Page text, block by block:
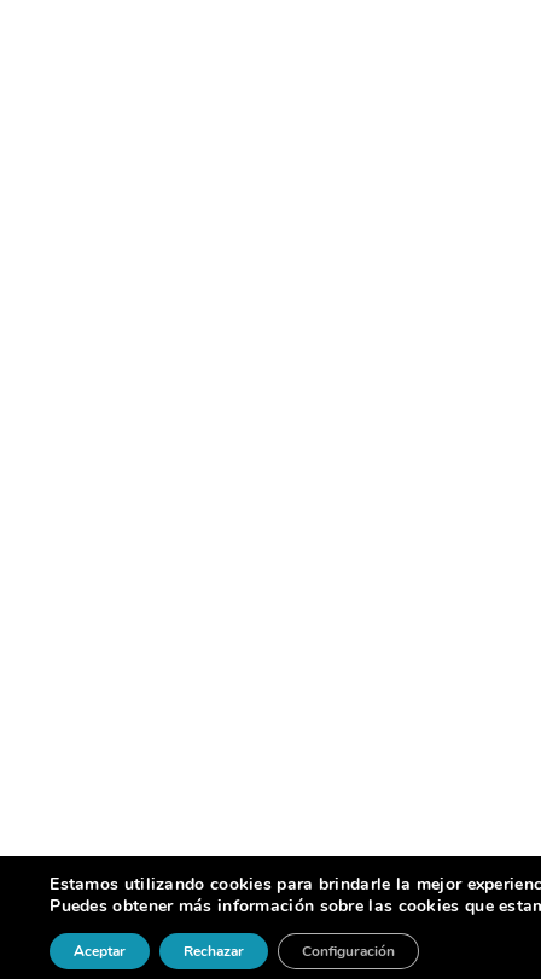
Estamos utilizando cookies para brindarle la mejor
Puedes obtener más información sobre las cookies que
Aceptar Rechazar Configuración